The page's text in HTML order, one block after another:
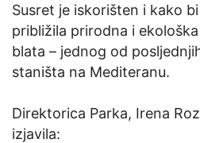
Susret je iskorišten i kako
približila prirodna i
blata – jednog od
staništa na Mediteranu.
Direktorica Parka, Irena
izjavila: